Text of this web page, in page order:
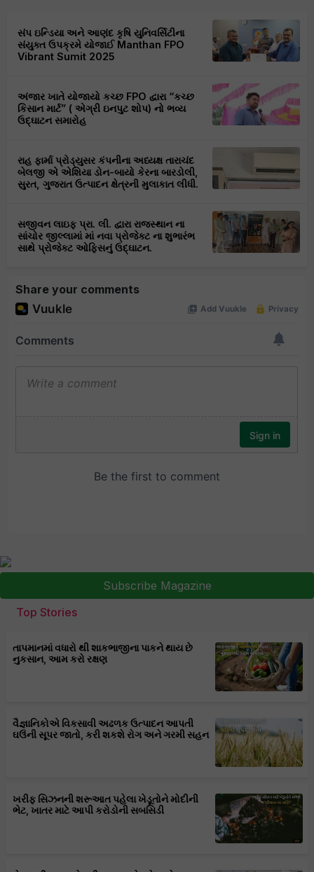
સંપ ઇન્ડિયા અને આણંદ કૃષિ યુનિવર્સિટીના
સંયુક્ત ઉપક્રમે યોજાઈ Manthan FPO
Vibrant Sumit 2025
અંજાર ખાતે યોજાયો કચ્છ FPO દ્વારા “કચ્છ
કિસાન માર્ટ” ( એગ્રી ઇનપુટ શોપ) નો ભવ્ય
ઉદ્ઘાટન સમારોહ
રાહ ફાર્મા પ્રોડ્યુસર કંપનીના અધ્યક્ષ તારાચંદ
બેલજી એ એશિયા ડોન-બાયો કેરના બારડોલી,
સુરત, ગુજરાત ઉત્પાદન ક્ષેત્રની મુલાકાત લીધી.
સજીવન લાઇફ પ્રા. લી. દ્વારા રાજસ્થાન ના
સાંચોર જીલ્લામાં માં નવા પ્રોજેક્ટ ના શુભારંભ
સાથે પ્રોજેક્ટ ઓફિસનું ઉદ્ઘાટન.
Share your comments
Subscribe Magazine
Top Stories
તાપમાનમાં વધારો થી શાકભાજીના પાકને થાય છે
નુકસાન, આમ કરો રક્ષણ
વૈજ્ઞાનિકોએ વિકસાવી અઢળક ઉત્પાદન આપતી
ઘઉંની સૂપર જાતો, કરી શકશે રોગ અને ગરમી સહન
ખરીફ સિઝનની શરૂઆત પહેલા ખેડૂતોને મોદીની
ભેટ, ખાતર માટે આપી કરોડોની સબસિડી